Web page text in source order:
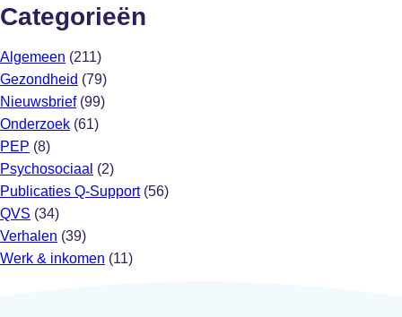
Categorieën
Algemeen (211)
Gezondheid (79)
Nieuwsbrief(99)
Onderzoek (61)
PEP (8)
Psychosociaal (2)
Publicaties Q-Support(56)
QVS (34)
Verhalen (39)
Werk & inkomen (11)